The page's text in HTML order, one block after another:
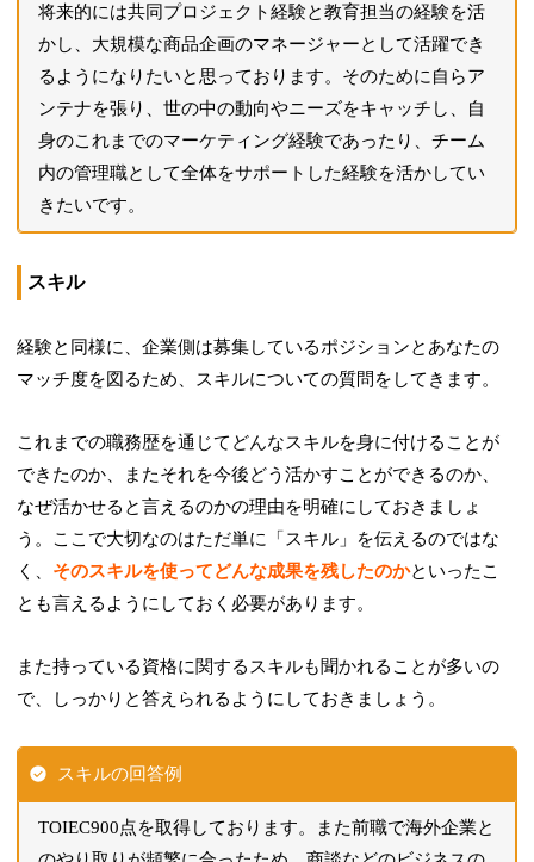
将来的には共同プロジェクト経験と教育担当の経験を活
かし、大規模な商品企画のマネージャーとして活躍でき
るようになりたいと思っております。そのために自らア
ンテナを張り、世の中の動向やニーズをキャッチし、自
身のこれまでのマーケティング経験であったり、チーム
内の管理職として全体をサポートした経験を活かしてい
きたいです。
スキル
経験と同様に、企業側は募集しているポジションとあなたの
マッチ度を図るため、スキルについての質問をしてきます。
これまでの職務歴を通じて どんなスキルを身に付けることが
できたのか、またそれを今後どう活かすことができるのか
なぜ活かせる と言えるのかの理由を明確にしておきましょ
う。ここで大切なのはただ単に「スキル」を伝えるのではな
く、 そのスキルを使ってどんな成果を残したのかといったこ
とも言えるようにしておく必要があります。
また持っている資格に関するスキルも聞かれることが多いの
で、しっかりと答えられるようにしておきましょう。
スキルの回答例
TOIEC900点を取得しております。また前職で海外企業と